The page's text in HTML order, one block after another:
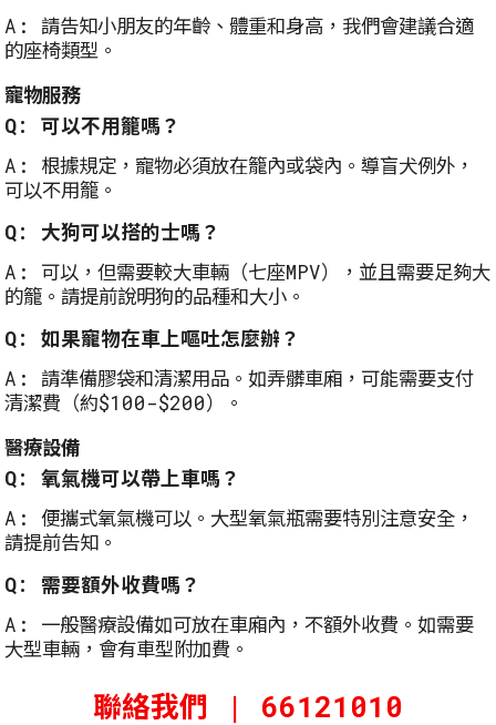
A: 請告知小朋友的年齡、體重和身高，我們會建議合適
的座椅類型。
寵物服務
Q: 可以不用籠嗎？
A: 根據規定，寵物必須放在籠內或袋內。導盲犬例外，
可以不用籠。
Q: 大狗可以搭的士嗎？
A: 可以，但需要較大車輛（七座MPV），並且需要足夠大
的籠。請提前說明狗的品種和大小。
Q: 如果寵物在車上嘔吐怎麼辦？
A: 請準備膠袋和清潔用品。如弄髒車廂，可能需要支付
清潔費（約$100-$200）。
醫療設備
Q: 氧氣機可以帶上車嗎？
A: 便攜式氧氣機可以。大型氧氣瓶需要特別注意安全，
請提前告知。
Q: 需要額外收費嗎？
A: 一般醫療設備如可放在車廂內，不額外收費。如需要
大型車輛，會有車型附加費。
聯絡我們 | 66121010